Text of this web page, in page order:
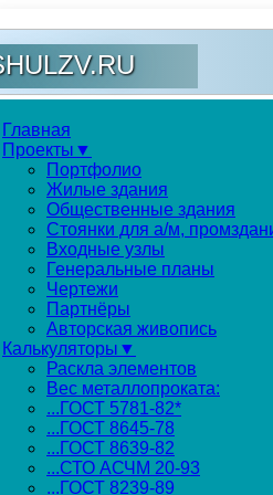
Главная
Проекты▼
Портфолио
Жилые здания
Общественные здания
Стоянки для а/м,
Входные узлы
Генеральные планы
Чертежи
Партнёры
Авторская живопись
Калькуляторы▼
Раскла элементов
Вес металлопроката:
...ГОСТ 5781-82*
...ГОСТ 8645-78
...ГОСТ 8639-82
...СТО АСЧМ 20-93
...ГОСТ 8239-89